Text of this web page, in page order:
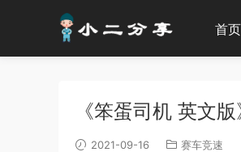
首页
《笨蛋司机 英文
2021-09-16 赛车竞速